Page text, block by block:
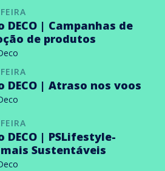
DECO | Campanhas de
de produtos
DECO | Atraso nos voos
DECO | PSLifestyle-
Sustentáveis